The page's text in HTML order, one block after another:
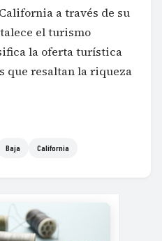
a través de su
el turismo
la oferta turística
que resaltan la riqueza
Baja California